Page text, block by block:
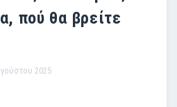
πού θα βρείτε
2025